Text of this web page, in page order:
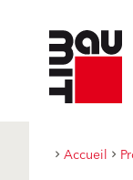
Accueil